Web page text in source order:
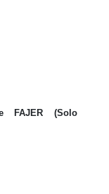
FAJER (Solo